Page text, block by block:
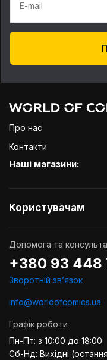
E-mail
Про нас
Контакти
Наші магазини:
Користувачам
Допомога та
+380 93 448
Зворотній звʼязок
info@worldofcomics.ua
Графік роботи
Пн-Пт: з 10:00 до 18:00
Сб-Нд: Вихідні